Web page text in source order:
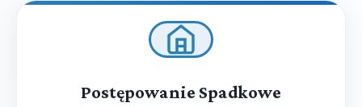
Postępowanie Spadkowe